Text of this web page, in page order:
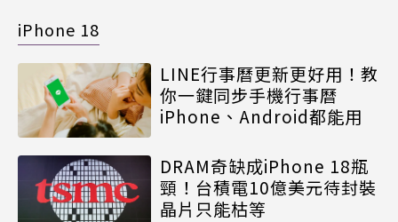
iPhone 18
LINE行事曆更新更好用！教
你一鍵同步手機行事曆
iPhone、Android都能用
DRAM奇缺成iPhone 18瓶
頸！台積電10億美元待封裝
晶片只能枯等